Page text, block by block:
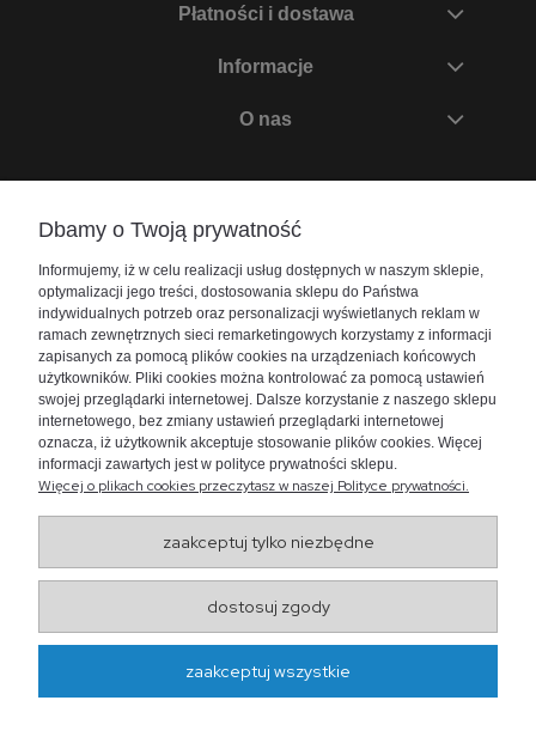
Płatności i dostawa
Informacje
O nas
+48 730 447 156
bok@akwarium24.pl
Wojewódzki Inspektorat
Weterynarii w Lublinie
ul. Droga Męczenników Majdanka 50, 20-325 Lublin
http://www.wiw.lublin.pl/
Dbamy o Twoją prywatność
Informujemy, iż w celu realizacji usług dostępnych w naszym sklepie,
optymalizacji jego treści, dostosowania sklepu do Państwa
indywidualnych potrzeb oraz personalizacji wyświetlanych reklam w
ramach zewnętrznych sieci remarketingowych korzystamy z informacji
zapisanych za pomocą plików cookies na urządzeniach końcowych
użytkowników. Pliki cookies można kontrolować za pomocą ustawień
swojej przeglądarki internetowej. Dalsze korzystanie z naszego sklepu
internetowego, bez zmiany ustawień przeglądarki internetowej
oznacza, iż użytkownik akceptuje stosowanie plików cookies. Więcej
informacji zawartych jest w polityce prywatności sklepu.
Więcej o plikach cookies przeczytasz w naszej Polityce prywatności.
zaakceptuj tylko niezbędne
dostosuj zgody
zaakceptuj wszystkie